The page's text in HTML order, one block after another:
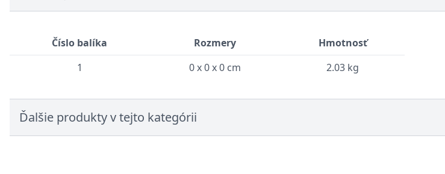
Číslo balíka Rozmery
Hmotnosť
1
0 x 0 x 0 cm 2.03 kg
Ďalšie produkty v tejto kategórii